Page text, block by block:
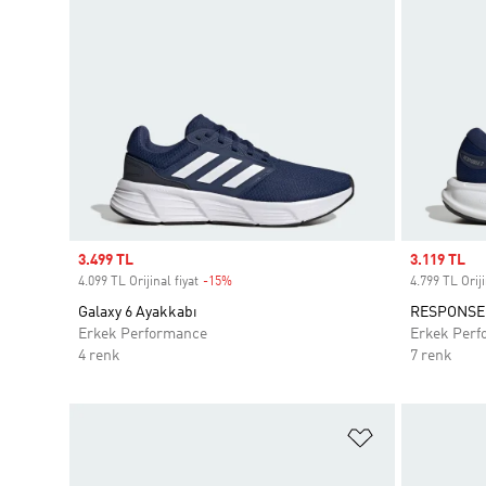
Sale price
3.499 TL
4.099 TL Orijinal fiyat -15%
Galaxy 6 Ayakkabı
Erkek Performance
4 renk
Sale price
3.119 TL
4.799 TL
Erkek
7 renk